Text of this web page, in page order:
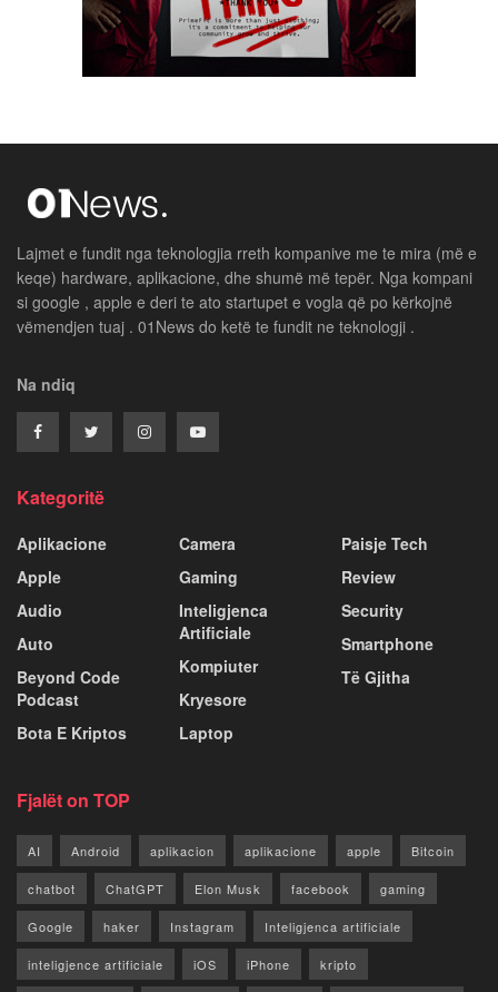
Lajmet e fundit nga teknologjia rreth kompanive me te mira (më e
keqe) hardware, aplikacione, dhe shumë më tepër. Nga kompani
si google , apple e deri te ato startupet e vogla që po kërkojnë
vëmendjen tuaj . 01News do ketë te fundit ne teknologji .
Na ndiq
Kategoritë
Aplikacione
Apple
Audio
Auto
Beyond Code
Podcast
Bota E Kriptos
Camera
Gaming
Inteligjenca
Artificiale
Kompiuter
Kryesore
Laptop
Paisje Tech
Review
Security
Smartphone
Të Gjitha
Fjalët on TOP
AI Android aplikacion aplikacione apple Bitcoin
chatbot ChatGPT Elon Musk facebook gaming
Google haker Instagram Inteligjenca artificiale
inteligjence artificiale iOS iPhone kripto